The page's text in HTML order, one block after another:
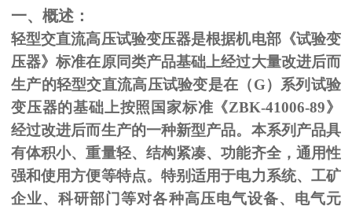
一、概述：
轻型交直流高压试验变压器是根据机电部《试验变
压器》标准在原同类产品基础上经过大量改进后而
生产的轻型交直流高压试验变是在（G）系列试验
变压器的基础上按照国家标准《ZBK-41006-89》
经过改进后而生产的一种新型产品。本系列产品具
有体积小、重量轻、结构紧凑、功能齐全，通用性
强和使用方便等特点。特别适用于电力系统、工矿
企业、科研部门等对各种高压电气设备、电气元